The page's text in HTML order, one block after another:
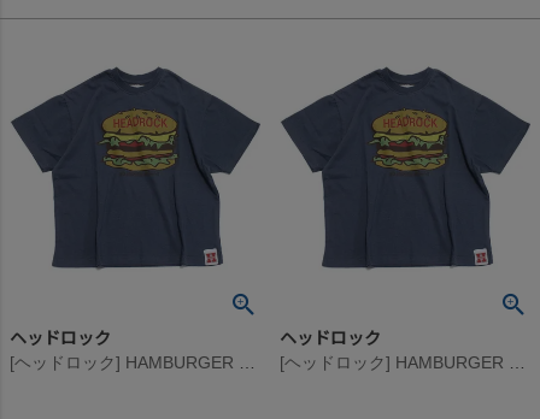
ヘッドロック ヘッドロック